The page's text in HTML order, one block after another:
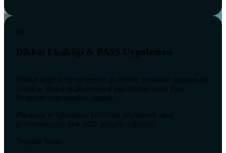
04
Dikkat Eksikliği & PASS Uygulaması
Dikkat dağınıklığı nedeniyle akademik zorlanma yaşayan bir
çocukla, dikkat ölçümlemeleri yapıldıktan sonra Pass
Programı uygulamaları yapıldı.
Planlama ve işlemleme becerileri güçlenerek okul
performansında fark edilir gelişme sağlandı.
Terapist Notu: